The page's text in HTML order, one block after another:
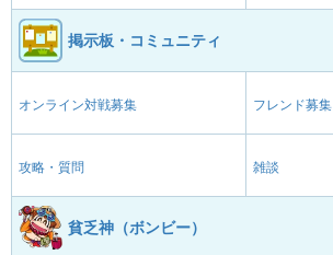
掲示板・コミュニティ
オンライン対戦募集 フレンド募集
攻略・質問 雑談
貧乏神（ボンビー）